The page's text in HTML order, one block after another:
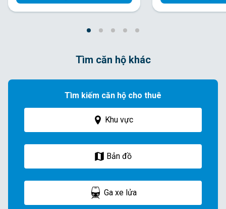
Tìm căn hộ khác
Tìm kiếm căn hộ cho thuê
Khu vực
Bản đồ
Ga xe lửa